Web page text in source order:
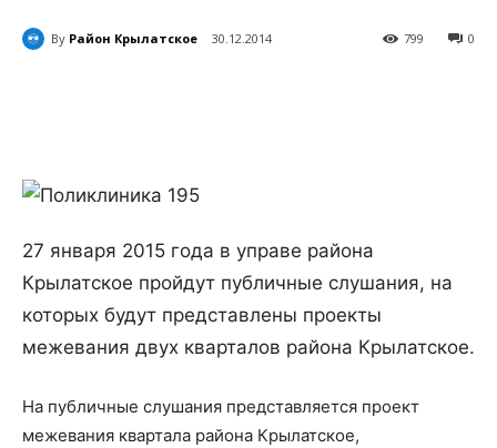
By Район Крылатское 30.12.2014 0
799
27 января 2015 года в управе района
Крылатское пройдут публичные слушания, на
которых будут представлены проекты
межевания двух кварталов района Крылатское.
На публичные слушания представляется проект
межевания квартала района Крылатское,